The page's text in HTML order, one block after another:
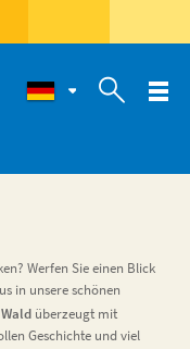

Werfen Sie einen Blick
in unsere schönen
überzeugt mit
Geschichte und viel